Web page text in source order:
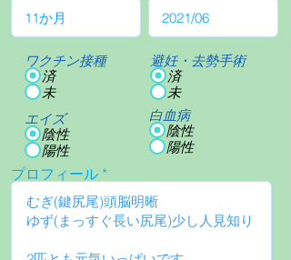
ワクチン接種
済
未
エイズ
陰性
陽性
避妊・去勢手術
済
未
白血病
陰性
陽性
プロフィール